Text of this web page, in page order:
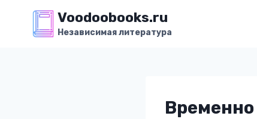
содержимому
Voodoobooks.ru
Независимая литература